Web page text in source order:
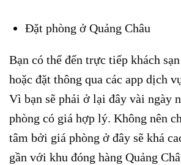
Đặt phòng ở Quảng Châu
Bạn có thể đến trực tiếp khách
hoặc đặt thông qua các app dịch
Vì bạn sẽ phải ở lại đây vài ngày
phòng có giá hợp lý. Không nên
tâm bởi giá phòng ở đây sẽ khá
gần với khu đóng hàng Quảng